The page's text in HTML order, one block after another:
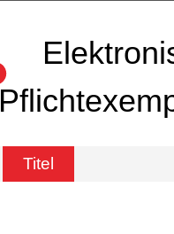
Titel